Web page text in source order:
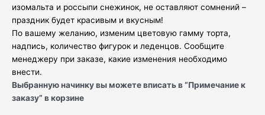
изомальта и россыпи снежинок, не оставляют сомнений –
праздник будет красивым и вкусным!
По вашему желанию, изменим цветовую гамму торта,
надпись, количество фигурок и леденцов. Сообщите
менеджеру при заказе, какие изменения необходимо
внести.
Выбранную начинку вы можете вписать в “Примечание к
заказу” в корзине